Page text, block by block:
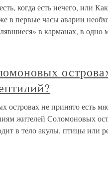
когда есть нечего, или Как
в первые часы аварии
в карманах, в одно
не принято есть
жителей Соломоновых
в тело акулы, птицы